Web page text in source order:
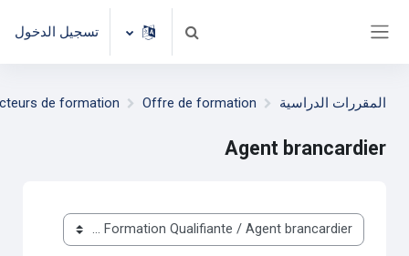
تبديل إدخال البحثتسجيل الدخول
المقررات الدراسية Offre de formation
de formation
Agent brancardier
تصنيفات المقررات